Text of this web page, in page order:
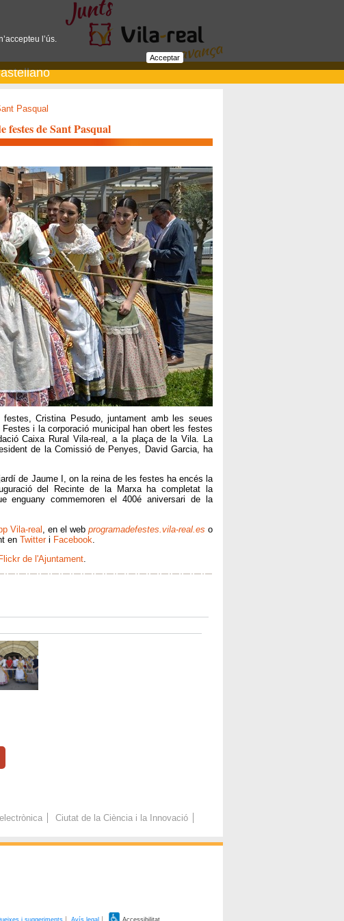
Pasqual
festes de Sant Pasqual
Cristina Pesudo, juntament amb les seues
i la corporació municipal han obert les festes
Caixa Rural Vila-real, a la plaça de la Vila. La
de la Comissió de Penyes, David Garcia, ha
de Jaume I, on la reina de les festes ha encés la
del Recinte de la Marxa ha completat la
enguany commemoren el 400é aniversari de la
Vila-real , en el web programadefestes.vila-real.es o
en Twitter i Facebook
Flickr de l'Ajuntament
Ciutat de la Ciència i la Innovació
l’ús.
Acceptar